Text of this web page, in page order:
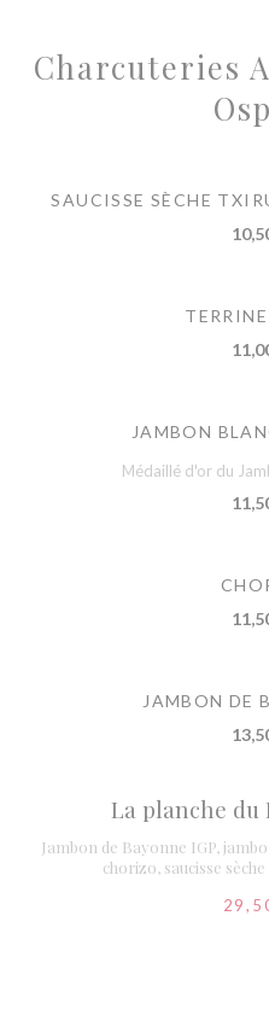
Charcuteries
SAUCISSE SÈCHE
JAMBON
Médaillé d'or du
JAMBON DE
La planche du
Jambon de Bayonne IGP,
chorizo, saucisse